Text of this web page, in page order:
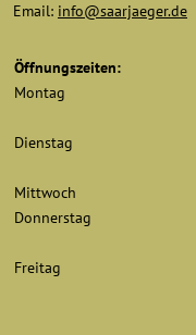
Email: info@saarjaeger.de
Öffnungszeiten:
Montag
Dienstag
Mittwoch
Donnerstag
Freitag